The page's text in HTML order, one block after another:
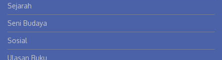
Sejarah
Seni Budaya
Sosial